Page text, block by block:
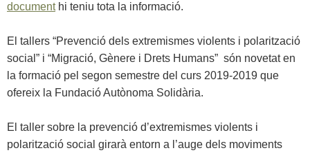
documenthi teniu tota la informació.
El tallers “Prevenció dels extremismes violents i polarització
social” i “Migració, Gènere i Drets Humans” són novetat en
la formació pel segon semestre del curs 2019-2019 que
ofereix la Fundació Autònoma Solidària.
El taller sobre la prevenció d’extremismes violents i
polarització social girarà entorn a l’auge dels moviments